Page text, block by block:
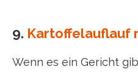
9. Kartoffelauflauf
Wenn es ein Gericht